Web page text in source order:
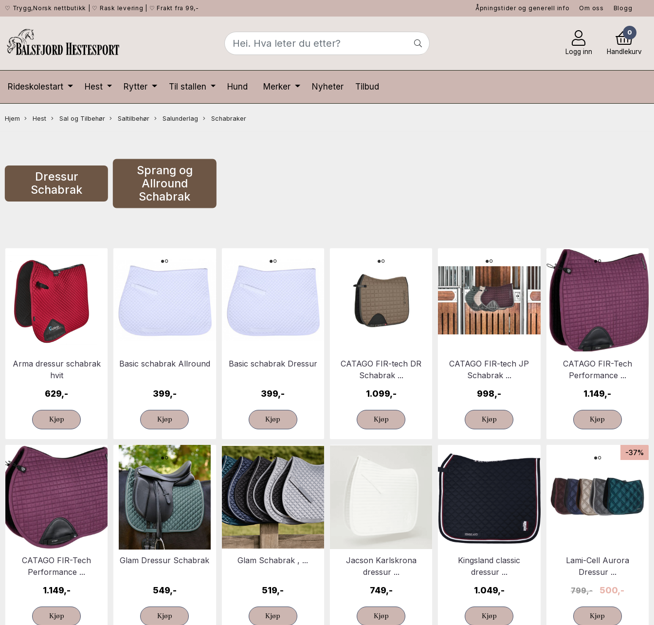
♡ Trygg,Norsk nettbutikk ♡ Rask levering ♡ Frakt fra 99,- Åpningstider og generell info Om oss Blogg
Logg inn
0
Handlekurv
Rideskolestart Hest Rytter Til stallen Hund Merker Nyheter Tilbud
Hjem Hest Sal og Tilbehør Saltilbehør Salunderlag Schabraker
Dressur
Schabrak
Sprang og
Allround
Schabrak
Arma dressur schabrak
hvit
629,-
Kjøp
Basic schabrak Allround
399,-
Kjøp
Basic schabrak Dressur
399,-
Kjøp
CATAGO FIR-tech DR
Schabrak ...
1.099,-
Kjøp
CATAGO FIR-tech JP
Schabrak ...
998,-
Kjøp
CATAGO FIR-Tech
Performance ...
1.149,-
Kjøp
CATAGO FIR-Tech
Performance ...
1.149,-
Kjøp
Glam Dressur Schabrak
549,-
Kjøp
Glam Schabrak , ...
519,-
Kjøp
Jacson Karlskrona
dressur ...
749,-
Kjøp
Kingsland classic
dressur ...
1.049,-
Kjøp
-37%
Lami-Cell Aurora
Dressur ...
799,-
500,-
Kjøp